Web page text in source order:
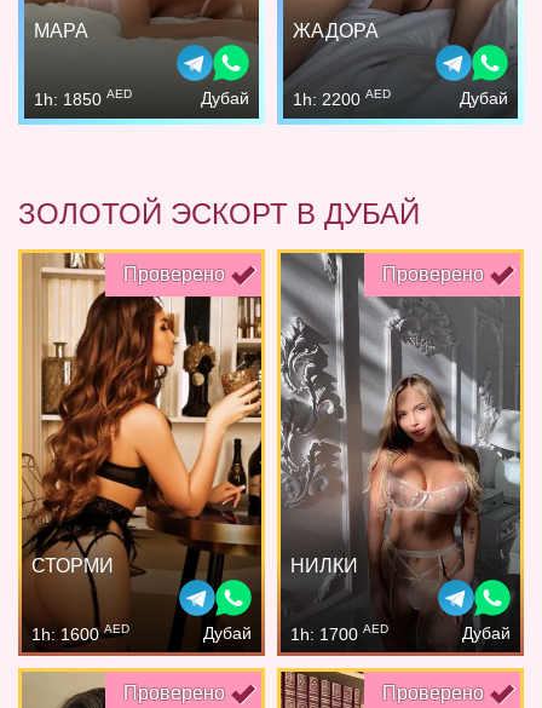
МАРА
1h: 1850 AED Дубай
ЖАДОРА
1h: 2200 AED Дубай
ЗОЛОТОЙ ЭСКОРТ В ДУБАЙ
Проверено
СТОРМИ
1h: 1600AED Дубай
Проверено
НИЛКИ
1h: 1700 AED Дубай
Проверено Проверено